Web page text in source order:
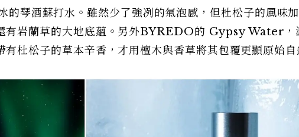
琴酒蘇打水。雖然少了強冽的氣泡感，但杜松子的風味
有岩蘭草的大地底蘊。另外BYREDO的 Gypsy Water，
有杜松子的草本辛香，才用檀木與香草將其包覆更顯原始